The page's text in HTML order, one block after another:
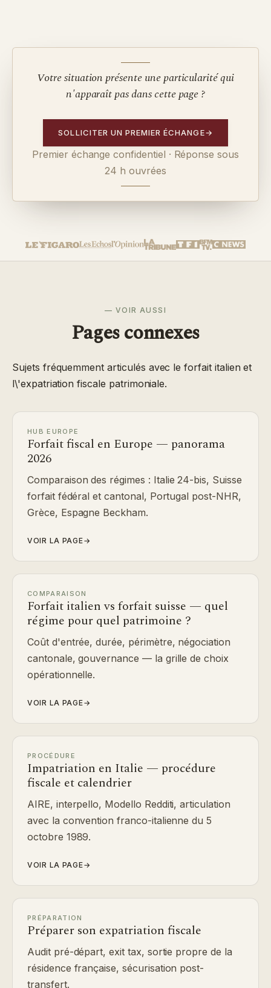
Votre situation présente une particularité qui
n'apparaît pas dans cette page ?
SOLLICITER UN PREMIER ÉCHANGE→
Premier échange confidentiel · Réponse sous
24 h ouvrées
— VOIR AUSSI
Pages connexes
Sujets fréquemment articulés avec le forfait italien et
l\'expatriation fiscale patrimoniale.
HUB EUROPE
Forfait fiscal en Europe — panorama
2026
Comparaison des régimes : Italie 24-bis, Suisse
forfait fédéral et cantonal, Portugal post-NHR,
Grèce, Espagne Beckham.
VOIR LA PAGE→
COMPARAISON
Forfait italien vs forfait suisse — quel
régime pour quel patrimoine ?
Coût d'entrée, durée, périmètre, négociation
cantonale, gouvernance — la grille de choix
opérationnelle.
VOIR LA PAGE→
PROCÉDURE
Impatriation en Italie — procédure
fiscale et calendrier
AIRE, interpello, Modello Redditi, articulation
avec la convention franco-italienne du 5
octobre 1989.
VOIR LA PAGE→
PRÉPARATION
Préparer son expatriation fiscale
Audit pré-départ, exit tax, sortie propre de la
résidence française, sécurisation post-
transfert.